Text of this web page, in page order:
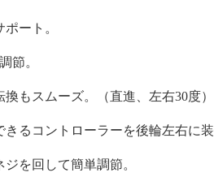
ート。
節。
もスムーズ。（直進、左右30度）
るコントローラーを後輪左右に装
を回して簡単調節。